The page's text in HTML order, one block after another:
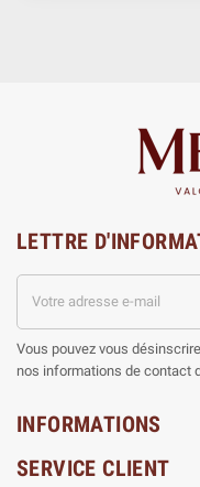
LETTRE
Vous pouvez vous
nos informations de contact
INFORMATIONS
SERVICE CLIENT